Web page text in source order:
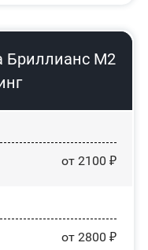
Бриллианс М2
от 2100 ₽
от 2800 ₽